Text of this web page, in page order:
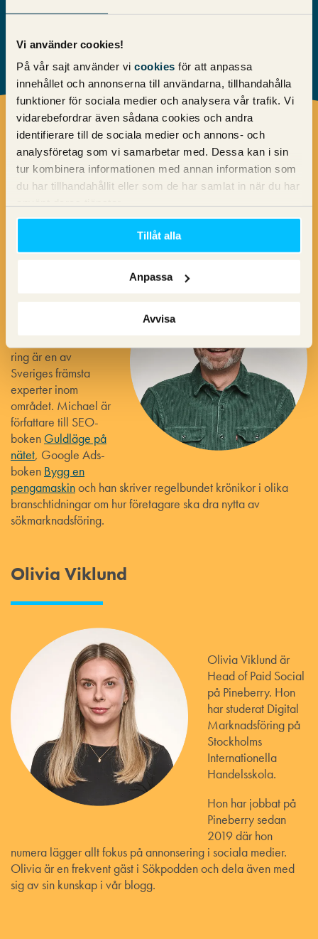
Vi använder cookies!
På vår sajt använder vi cookies för att anpassa
innehållet och annonserna till användarna, tillhandahålla
funktioner för sociala medier och analysera vår trafik. Vi
vidarebefordrar även sådana cookies och andra
identifierare till de sociala medier och annons- och
analysföretag som vi samarbetar med. Dessa kan i sin
tur kombinera informationen med annan information som
du har tillhandahållit eller som de har samlat in när du har
Tillåt alla
Anpassa
Avvisa
Träffa våra experter!
Michael Wahlgren
Michael Wahlgren
ring är en av
Sveriges främsta
experter inom
området. Michael är
författare till SEO-
boken Guldläge på
nätet, Google Ads-
boken Bygg en
pengamaskinoch han skriver regelbundet krönikor i olika
branschtidningar om hur företagare ska dra nytta av
sökmarknadsföring.
Olivia Viklund
Olivia Viklund är
Head of Paid Social
på Pineberry. Hon
har studerat Digital
Marknadsföring på
Stockholms
Internationella
Handelsskola.
Hon har jobbat på
Pineberry sedan
2019 där hon
numera lägger allt fokus på annonsering i sociala medier.
Olivia är en frekvent gäst i Sökpodden och dela även med
sig av sin kunskap i vår blogg.